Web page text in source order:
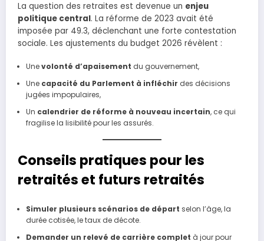
La question des retraites est devenue un enjeu
politique central. La réforme de 2023 avait été
imposée par 49.3, déclenchant une forte contestation
sociale. Les ajustements du budget 2026 révèlent :
Unevolonté d’apaisement du gouvernement,
Une capacité du Parlement à infléchir des décisions
jugées impopulaires,
Un calendrier de réforme à nouveau incertain, ce qui
fragilise la lisibilité pour les assurés.
Conseils pratiques pour les
retraités et futurs retraités
Simuler plusieurs scénarios de départ selon l’âge, la
durée cotisée, le taux de décote.
Demander un relevé de carrière complet à jour pour